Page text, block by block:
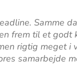
Samme
frem til et godt
rigtig meget i
samarbejde